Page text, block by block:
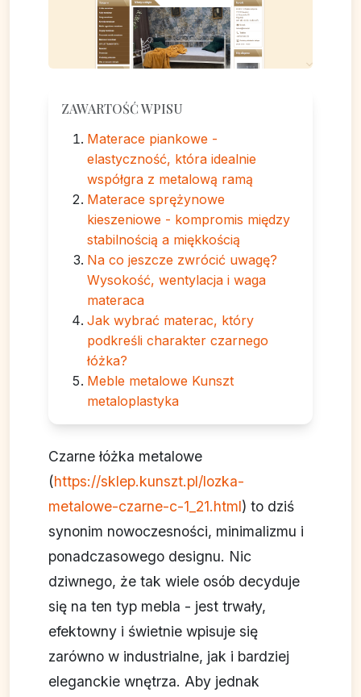
ZAWARTOŚĆ WPISU
Materace piankowe -
elastyczność, która idealnie
współgra z metalową ramą
Materace sprężynowe
kieszeniowe - kompromis między
stabilnością a miękkością
Na co jeszcze zwrócić uwagę?
Wysokość, wentylacja i waga
materaca
Jak wybrać materac, który
podkreśli charakter czarnego
łóżka?
Meble metalowe Kunszt
metaloplastyka
Czarne łóżka metalowe
(https://sklep.kunszt.pl/lozka-
metalowe-czarne-c-1_21.html) to dziś
synonim nowoczesności, minimalizmu i
ponadczasowego designu. Nic
dziwnego, że tak wiele osób decyduje
się na ten typ mebla - jest trwały,
efektowny i świetnie wpisuje się
zarówno w industrialne, jak i bardziej
eleganckie wnętrza. Aby jednak